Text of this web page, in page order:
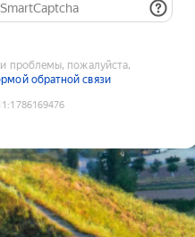
проблемы, пожалуйста,
обратной связи
:1786169476